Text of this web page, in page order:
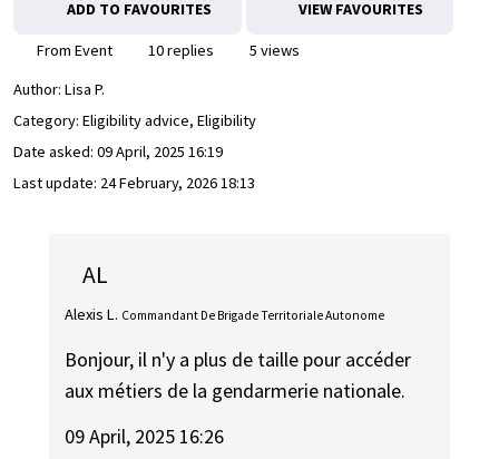
ADD TO FAVOURITES VIEW FAVOURITES
From Event 10 replies
5 views
Author: Lisa P.
Category: Eligibility advice, Eligibility
Date asked: 09 April, 2025 16:19
Last update: 24 February, 2026 18:13
AL
Alexis L. Commandant De Brigade Territoriale Autonome
Bonjour, il n'y a plus de taille pour accéder
aux métiers de la gendarmerie nationale.
09 April, 2025 16:26